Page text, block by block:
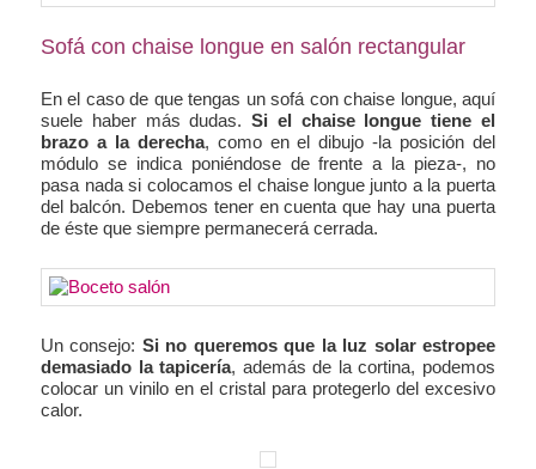
En el caso de que tengas un sofá con chaise longue, aquí
suele haber más dudas.Si el chaise longue tiene el
brazo a la derecha, como en el dibujo -la posición del
módulo se indica poniéndose de frente a la pieza-, no
pasa nada si colocamos el chaise longue junto a la puerta
del balcón. Debemos tener en cuenta que hay una puerta
Un consejo:Si no queremos que la luz solar estropee
demasiado la tapicería, además de la cortina, podemos
colocar un vinilo en el cristal para protegerlo del excesivo